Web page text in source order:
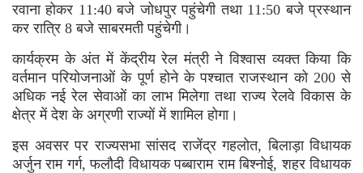
रवाना होकर 11:40 बजे जोधपुर पहुंचेगी तथा 11:50 बजे प्रस्थान
कर रात्रि 8 बजे साबरमती पहुंचेगी।
कार्यक्रम के अंत में केंद्रीय रेल मंत्री ने विश्वास व्यक्त किया कि
वर्तमान परियोजनाओं के पूर्ण होने के पश्चात राजस्थान को 200 से
अधिक नई रेल सेवाओं का लाभ मिलेगा तथा राज्य रेलवे विकास के
क्षेत्र में देश के अग्रणी राज्यों में शामिल होगा।
इस अवसर पर राज्यसभा सांसद राजेंद्र गहलोत, बिलाड़ा विधायक
अर्जुन राम गर्ग, फलौदी विधायक पब्बाराम राम बिश्नोई, शहर विधायक